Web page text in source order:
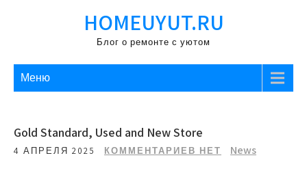
HOMEUYUT.RU
Блог о ремонте с уютом
Меню
Gold Standard, Used and New Store
4 АПРЕЛЯ 2025 КОММЕНТАРИЕВ НЕТ News